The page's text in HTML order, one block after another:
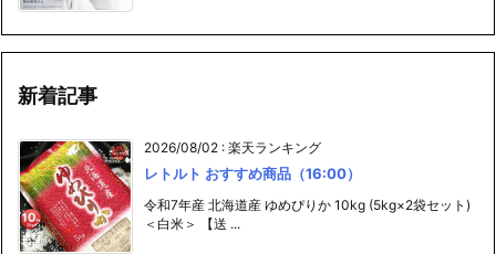
新着記事
2026/08/02 : 楽天ランキング
レトルト おすすめ商品（16:00）
令和7年産 北海道産 ゆめぴりか 10kg (5kg×2袋セット)
＜白米＞ 【送 ...